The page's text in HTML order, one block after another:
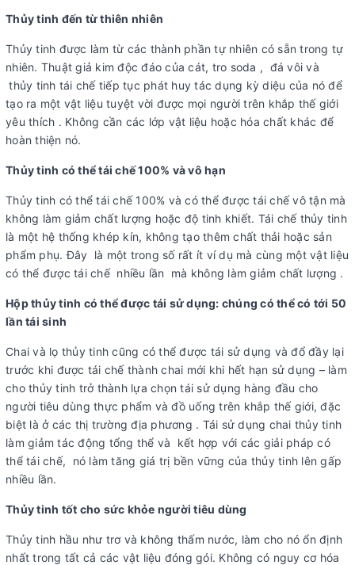
Thủy tinh đến từ thiên nhiên
Thủy tinh được làm từ các thành phần tự nhiên có sẵn trong tự
nhiên. Thuật giả kim độc đáo của cát, tro soda , đá vôi và
thủy tinh tái chế tiếp tục phát huy tác dụng kỳ diệu của nó để
tạo ra một vật liệu tuyệt vời được mọi người trên khắp thế giới
yêu thích . Không cần các lớp vật liệu hoặc hóa chất khác để
hoàn thiện nó.
Thủy tinh có thể tái chế 100% và vô hạn
Thủy tinh có thể tái chế 100% và có thể được tái chế vô tận mà
không làm giảm chất lượng hoặc độ tinh khiết. Tái chế thủy tinh
là một hệ thống khép kín, không tạo thêm chất thải hoặc sản
phẩm phụ. Đây là một trong số rất ít ví dụ mà cùng một vật liệu
có thể được tái chế nhiều lần mà không làm giảm chất lượng .
Hộp thủy tinh có thể được tái sử dụng: chúng có thể có tới 50
lần tái sinh
Chai và lọ thủy tinh cũng có thể được tái sử dụng và đổ đầy lại
trước khi được tái chế thành chai mới khi hết hạn sử dụng – làm
cho thủy tinh trở thành lựa chọn tái sử dụng hàng đầu cho
người tiêu dùng thực phẩm và đồ uống trên khắp thế giới, đặc
biệt là ở các thị trường địa phương . Tái sử dụng chai thủy tinh
làm giảm tác động tổng thể và kết hợp với các giải pháp có
thể tái chế, nó làm tăng giá trị bền vững của thủy tinh lên gấp
nhiều lần.
Thủy tinh tốt cho sức khỏe người tiêu dùng
Thủy tinh hầu như trơ và không thấm nước, làm cho nó ổn định
nhất trong tất cả các vật liệu đóng gói. Không có nguy cơ hóa